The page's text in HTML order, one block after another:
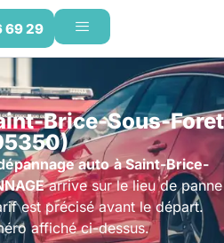
69 29
Brice-Sous-Foret
auto à Saint-Brice-
arrive sur le lieu de panne
est précisé avant le départ.
affiché ci-dessus.